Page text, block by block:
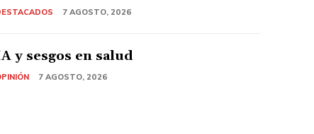
7 AGOSTO, 2026
y sesgos en salud
7 AGOSTO, 2026